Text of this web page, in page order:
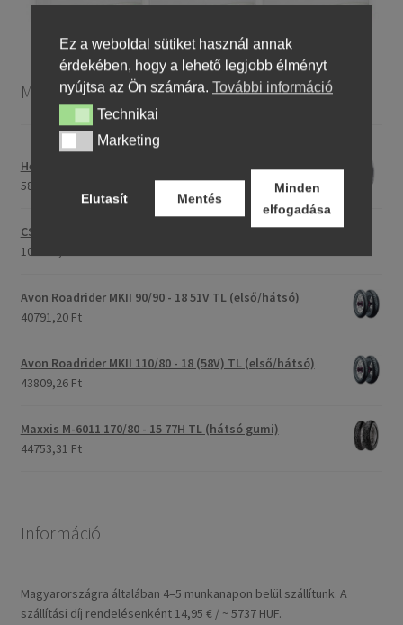
Motorkerékpár gumiabroncsok
Heidenau 5.00 - 16 76P P29 TT
58243,46 Ft
CST C-186 3.00 - 23 59P TT (első/hátsó)
107396,28 Ft
Avon Roadrider MKII 90/90 - 18 51V TL (első/hátsó)
40791,20 Ft
Avon Roadrider MKII 110/80 - 18 (58V) TL (első/hátsó)
43809,26 Ft
Maxxis M-6011 170/80 - 15 77H TL (hátsó gumi)
44753,31 Ft
Információ
Magyarországra általában 4–5 munkanapon belül szállítunk. A
szállítási díj rendelésenként 14,95 € / ~ 5737 HUF.
Ez a weboldal sütiket használ annak
érdekében, hogy a lehető legjobb élményt
nyújtsa az Ön számára. További információ
TechnikaiTechnikai
MarketingMarketing
Elutasít Mentés
Minden
elfogadása